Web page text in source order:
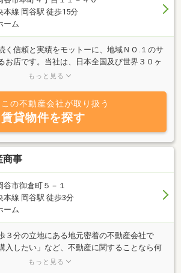
本線 岡谷駅 徒歩15分
ーム
く信頼と実績をモットーに、地域ＮＯ.１のサ
お店です。当社は、日本全国及び世界３０ヶ
ＥＲＡ ＬＩＸＩＬ不動産ショップに加盟し
お力になります。ご来店、お電話、メール等
下さい。スタッフ一同心よりお待ちしており
もっと見る
この不動産会社が取り扱う
賃貸物件を探す
商事
谷市御倉町５－１
本線 岡谷駅 徒歩3分
ーム
３分の立地にある地元密着の不動産会社で
入したい」など、不動産に関することなら何
身になってお客様の住まい探しをサポート致
もっと見る